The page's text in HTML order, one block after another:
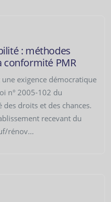
: méthodes
conformité PMR
une exigence démocratique
n° 2005-102 du
droits et des chances.
recevant du
rénov...